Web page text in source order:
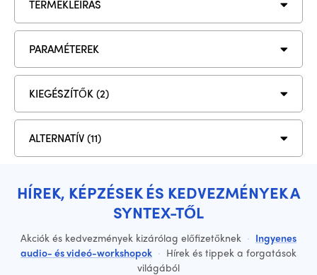
TERMÉKLEÍRÁS
PARAMÉTEREK
KIEGÉSZÍTŐK (2)
ALTERNATÍV (11)
HÍREK, KÉPZÉSEK ÉS KEDVEZMÉNYEK A
SYNTEX-TŐL
Akciók és kedvezmények kizárólag előfizetőknek · Ingyenes
audio- és videó-workshopok · Hírek és tippek a forgatások
világából